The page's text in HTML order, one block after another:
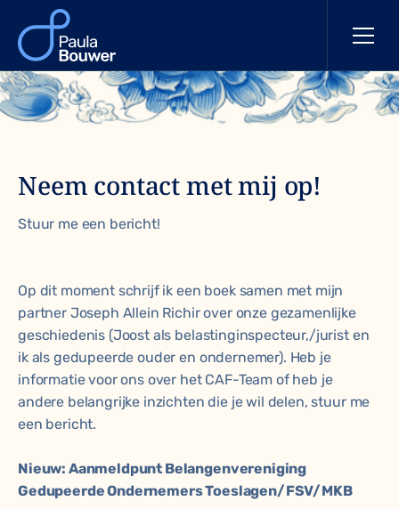
Neem contact met mij op!
Stuur me een bericht!
Op dit moment schrijf ik een boek samen met mijn
partner Joseph Allein Richir over onze gezamenlijke
geschiedenis (Joost als belastinginspecteur,/jurist en
ik als gedupeerde ouder en ondernemer). Heb je
informatie voor ons over het CAF-Team of heb je
andere belangrijke inzichten die je wil delen, stuur me
een bericht.
Nieuw: Aanmeldpunt Belangenvereniging
Gedupeerde Ondernemers Toeslagen/FSV/MKB